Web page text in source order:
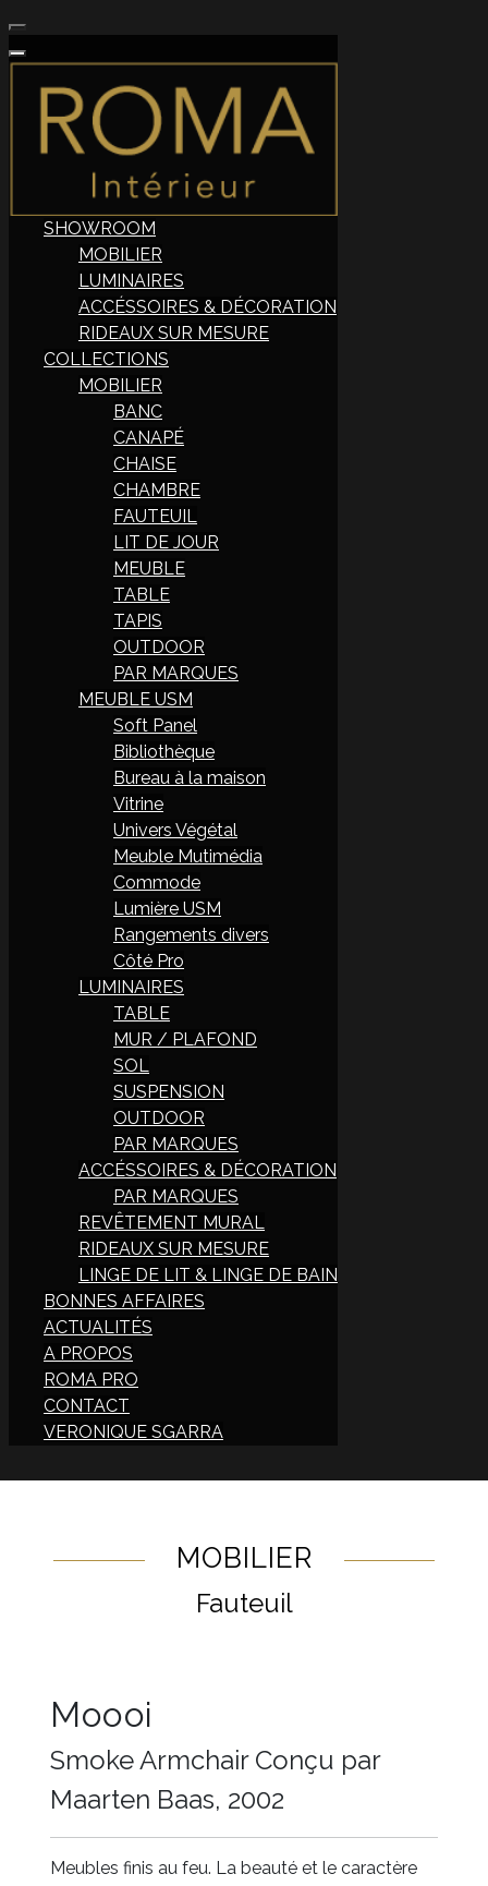
SHOWROOM
MOBILIER
LUMINAIRES
ACCÉSSOIRES & DÉCORATION
RIDEAUX SUR MESURE
COLLECTIONS
MOBILIER
BANC
CANAPÉ
CHAISE
CHAMBRE
FAUTEUIL
LIT DE JOUR
MEUBLE
TABLE
TAPIS
OUTDOOR
PAR MARQUES
MEUBLE USM
Soft Panel
Bibliothèque
Bureau à la maison
Vitrine
Univers Végétal
Meuble Mutimédia
Commode
Lumière USM
Rangements divers
Côté Pro
LUMINAIRES
TABLE
MUR / PLAFOND
SOL
SUSPENSION
OUTDOOR
PAR MARQUES
ACCÉSSOIRES & DÉCORATION
PAR MARQUES
REVÊTEMENT MURAL
RIDEAUX SUR MESURE
LINGE DE LIT & LINGE DE BAIN
BONNES AFFAIRES
ACTUALITÉS
A PROPOS
ROMA PRO
CONTACT
VERONIQUE SGARRA
MOBILIER
Fauteuil
Moooi
Smoke Armchair Conçu par
Maarten Baas, 2002
Meubles finis au feu. La beauté et le caractère